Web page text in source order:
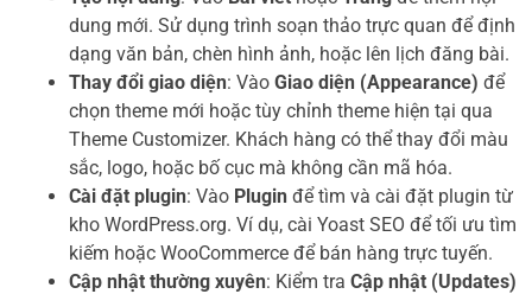
dung mới. Sử dụng trình soạn thảo trực quan để định
dạng văn bản, chèn hình ảnh, hoặc lên lịch đăng bài.
Thay đổi giao diện: Vào Giao diện (Appearance) để
chọn theme mới hoặc tùy chỉnh theme hiện tại qua
Theme Customizer. Khách hàng có thể thay đổi màu
sắc, logo, hoặc bố cục mà không cần mã hóa.
Cài đặt plugin: Vào Plugin để tìm và cài đặt plugin từ
kho WordPress.org. Ví dụ, cài Yoast SEO để tối ưu tìm
kiếm hoặc WooCommerce để bán hàng trực tuyến.
Cập nhật thường xuyên: Kiểm tra Cập nhật (Updates)